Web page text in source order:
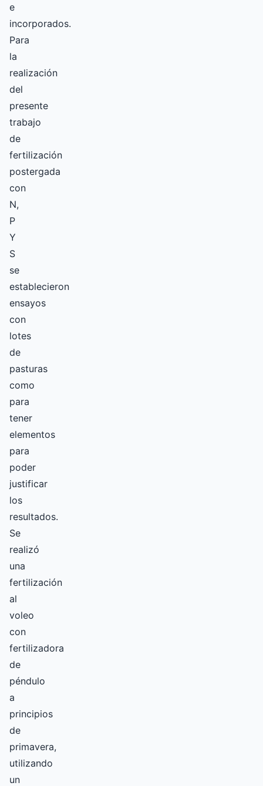
e
incorporados.
Para
la
realización
del
presente
trabajo
de
fertilización
postergada
con
N,
P
Y
S
se
establecieron
ensayos
con
lotes
de
pasturas
como
para
tener
elementos
para
poder
justificar
los
resultados.
Se
realizó
una
fertilización
al
voleo
con
fertilizadora
de
péndulo
a
principios
de
primavera,
utilizando
un